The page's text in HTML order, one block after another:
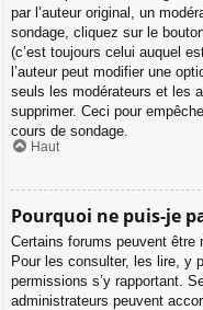
par l’auteur original, un
sondage, cliquez sur le
(c’est toujours celui auquel
l’auteur peut modifier une
seuls les modérateurs et les
supprimer. Ceci pour
cours de sondage.
Haut
Pourquoi ne puis-je
Certains forums peuvent être
Pour les consulter, les lire, y
permissions s’y rapportant.
administrateurs peuvent